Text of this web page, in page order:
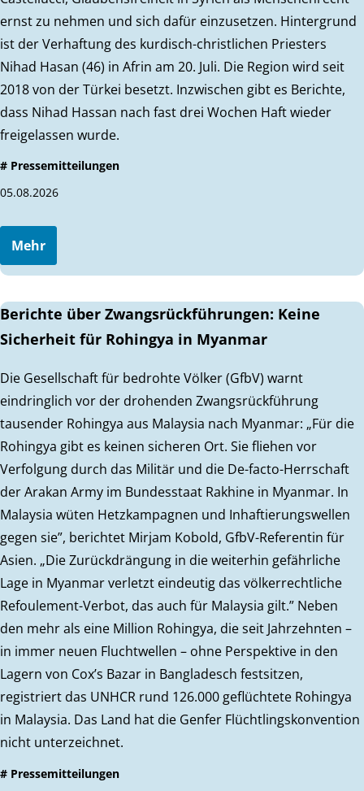
ernst zu nehmen und sich dafür einzusetzen. Hintergrund
ist der Verhaftung des kurdisch-christlichen Priesters
Nihad Hasan (46) in Afrin am 20. Juli. Die Region wird seit
2018 von der Türkei besetzt. Inzwischen gibt es Berichte,
dass Nihad Hassan nach fast drei Wochen Haft wieder
freigelassen wurde.
# Pressemitteilungen
05.08.2026
Mehr
Berichte über Zwangsrückführungen: Keine
Sicherheit für Rohingya in Myanmar
Die Gesellschaft für bedrohte Völker (GfbV) warnt
eindringlich vor der drohenden Zwangsrückführung
tausender Rohingya aus Malaysia nach Myanmar: „Für die
Rohingya gibt es keinen sicheren Ort. Sie fliehen vor
Verfolgung durch das Militär und die De-facto-Herrschaft
der Arakan Army im Bundesstaat Rakhine in Myanmar. In
Malaysia wüten Hetzkampagnen und Inhaftierungswellen
gegen sie”, berichtet Mirjam Kobold, GfbV-Referentin für
Asien. „Die Zurückdrängung in die weiterhin gefährliche
Lage in Myanmar verletzt eindeutig das völkerrechtliche
Refoulement-Verbot, das auch für Malaysia gilt.” Neben
den mehr als eine Million Rohingya, die seit Jahrzehnten –
in immer neuen Fluchtwellen – ohne Perspektive in den
Lagern von Cox’s Bazar in Bangladesch festsitzen,
registriert das UNHCR rund 126.000 geflüchtete Rohingya
in Malaysia. Das Land hat die Genfer Flüchtlingskonvention
nicht unterzeichnet.
# Pressemitteilungen